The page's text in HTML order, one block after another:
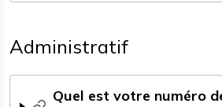
Administratif
Quel est votre numéro